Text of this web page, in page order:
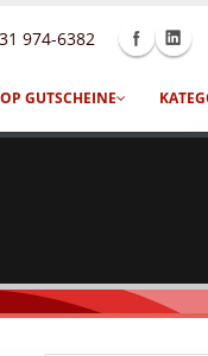
974-6382
GUTSCHEINE